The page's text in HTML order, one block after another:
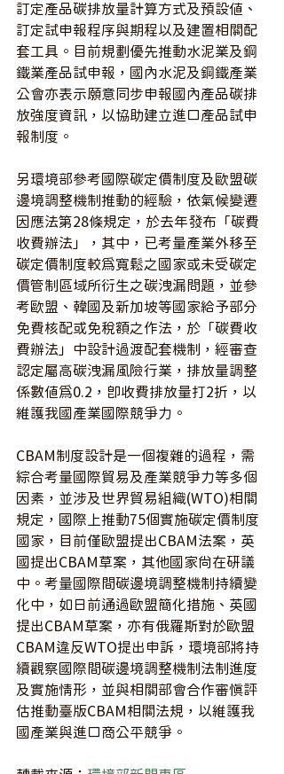
訂定產品碳排放量計算方式及預設值、
訂定試申報程序與期程以及建置相關配
套工具。目前規劃優先推動水泥業及鋼
鐵業產品試申報，國內水泥及鋼鐵產業
公會亦表示願意同步申報國內產品碳排
放強度資訊，以協助建立進口產品試申
報制度。
另環境部參考國際碳定價制度及歐盟碳
邊境調整機制推動的經驗，依氣候變遷
因應法第28條規定，於去年發布「碳費
收費辦法」，其中，已考量產業外移至
碳定價制度較為寬鬆之國家或未受碳定
價管制區域所衍生之碳洩漏問題，並參
考歐盟、韓國及新加坡等國家給予部分
免費核配或免稅額之作法，於「碳費收
費辦法」中設計過渡配套機制，經審查
認定屬高碳洩漏風險行業，排放量調整
係數值為0.2，即收費排放量打2折，以
維護我國產業國際競爭力。
CBAM制度設計是一個複雜的過程，需
綜合考量國際貿易及產業競爭力等多個
因素，並涉及世界貿易組織(WTO)相關
規定，國際上推動75個實施碳定價制度
國家，目前僅歐盟提出CBAM法案，英
國提出CBAM草案，其他國家尚在研議
中。考量國際間碳邊境調整機制持續變
化中，如日前通過歐盟簡化措施、英國
提出CBAM草案，亦有俄羅斯對於歐盟
CBAM違反WTO提出申訴，環境部將持
續觀察國際間碳邊境調整機制法制進度
及實施情形，並與相關部會合作審慎評
估推動臺版CBAM相關法規，以維護我
國產業與進口商公平競爭。